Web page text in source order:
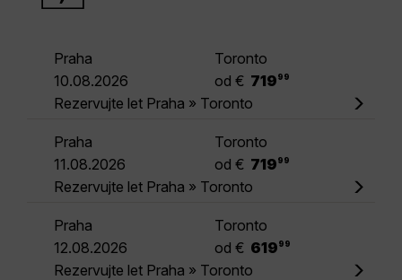
Praha
Toronto
10.08.2026
od € 719 99
Rezervujte let Praha » Toronto
Praha
Toronto
11.08.2026
od € 719 99
Rezervujte let Praha » Toronto
Praha
Toronto
12.08.2026
od € 619 99
Rezervujte let Praha » Toronto